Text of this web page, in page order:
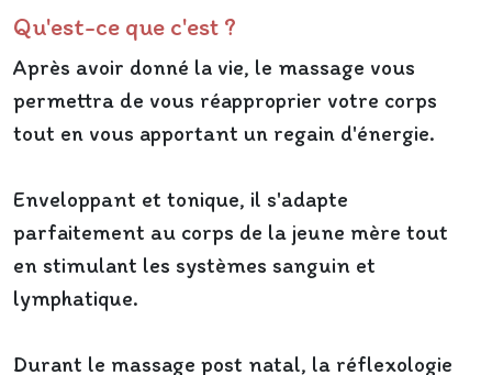
Qu'est-ce que c'est ?
Après avoir donné la vie, le massage vous
permettra de vous réapproprier votre corps
tout en vous apportant un regain d'énergie.
Enveloppant et tonique, il s'adapte
parfaitement au corps de la jeune mère tout
en stimulant les systèmes sanguin et
lymphatique.
Durant le massage post natal, la réflexologie